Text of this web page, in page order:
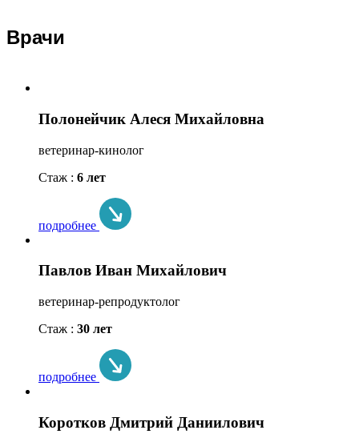
Врачи
Полонейчик Алеся Михайловна
ветеринар-кинолог
Стаж : 6 лет
подробнее
Павлов Иван Михайлович
ветеринар-репродуктолог
Стаж : 30 лет
подробнее
Коротков Дмитрий Даниилович